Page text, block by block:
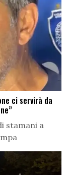
ci servirà da
stamani a